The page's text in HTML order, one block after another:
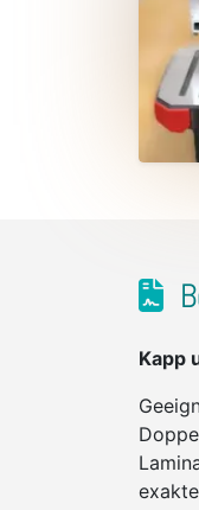
Kapp